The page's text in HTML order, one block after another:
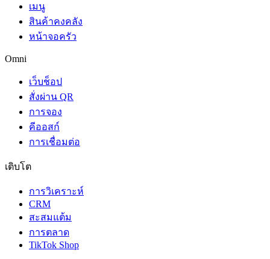
เมนู
สินค้าคงคลัง
หน้าจอครัว
Omni
เว็บช็อป
สั่งผ่าน QR
การจอง
คีออสก์
การเชื่อมต่อ
เติบโต
การวิเคราะห์
CRM
สะสมแต้ม
การตลาด
TikTok Shop